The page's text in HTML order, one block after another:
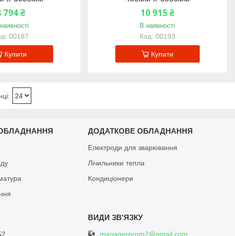
794 ₴
00187
Купити
10 915 ₴
В наявності
00193
Купити
ДОДАТКОВЕ ОБЛАДНАННЯ
Електроди для зварювання
Лічильники тепла
Кондиціонери
managerprom2@gmail.com